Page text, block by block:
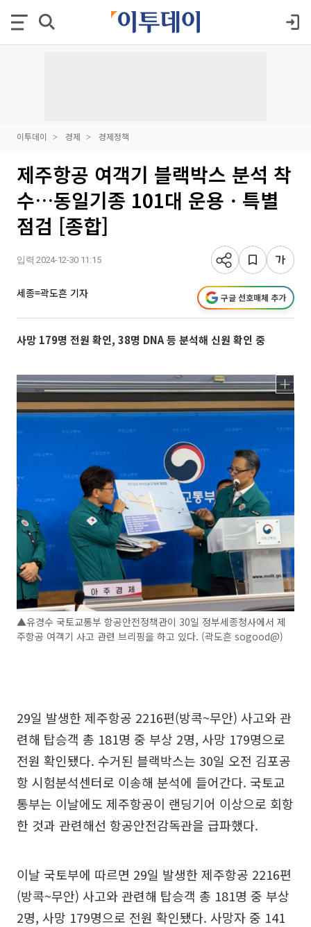
이투데이 경제 경제정책
제주항공 여객기 블랙박스 분석 착
수…동일기종 101대 운용ㆍ특별
점검 [종합]
입력 2024-12-30 11:15
세종=곽도흔 기자 구글 선호매체 추가
사망 179명 전원 확인, 38명 DNA 등 분석해 신원 확인 중
▲유경수 국토교통부 항공안전정책관이 30일 정부세종청사에서 제
주항공 여객기 사고 관련 브리핑을 하고 있다. (곽도흔 sogood@)
29일 발생한 제주항공 2216편(방콕~무안) 사고와 관
련해 탑승객 총 181명 중 부상 2명, 사망 179명으로
전원 확인됐다. 수거된 블랙박스는 30일 오전 김포공
항 시험분석센터로 이송해 분석에 들어간다. 국토교
통부는 이날에도 제주항공이 랜딩기어 이상으로 회항
한 것과 관련해선 항공안전감독관을 급파했다.
이날 국토부에 따르면 29일 발생한 제주항공 2216편
(방콕~무안) 사고와 관련해 탑승객 총 181명 중 부상
2명, 사망 179명으로 전원 확인됐다. 사망자 중 141